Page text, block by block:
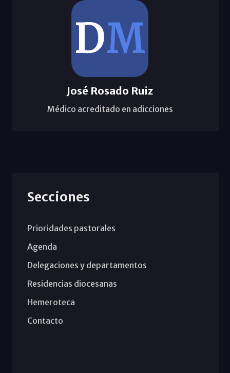
José Rosado Ruiz
Médico acreditado en adicciones
Secciones
Prioridades pastorales
Agenda
Delegaciones y departamentos
Residencias diocesanas
Hemeroteca
Contacto